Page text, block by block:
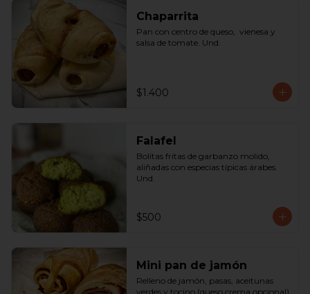
Chaparrita
Pan con centro de queso,  vienesa y
salsa de tomate. Und.
$1.400
Falafel
Bolitas fritas de garbanzo molido,
aliñadas con especias típicas árabes.
Und.
$500
Mini pan de jamón
Relleno de jamón, pasas, aceitunas
verdes y tocino (queso crema opcional)